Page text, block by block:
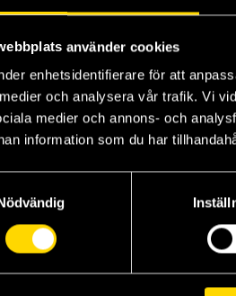
använder cookies
enhetsidentifierare för att
och analysera vår trafik. Vi
medier och annons- och
information som du har
äventyr
- Animox
rum